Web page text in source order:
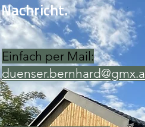
Nachricht.
Einfach per Mail:​